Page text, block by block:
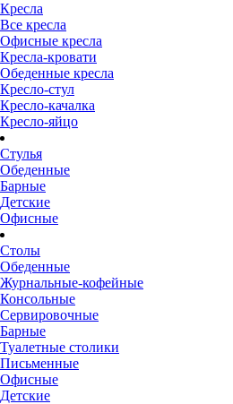
Кресла
Все кресла
Офисные кресла
Кресла-кровати
Обеденные кресла
Кресло-стул
Кресло-качалка
Кресло-яйцо
Стулья
Обеденные
Барные
Детские
Офисные
Столы
Обеденные
Журнальные-кофейные
Консольные
Сервировочные
Барные
Туалетные столики
Письменные
Офисные
Детские